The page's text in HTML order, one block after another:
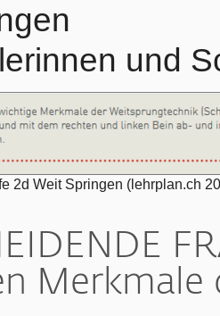
und
2d Weit Springen (lehrplan.ch
Merkmale